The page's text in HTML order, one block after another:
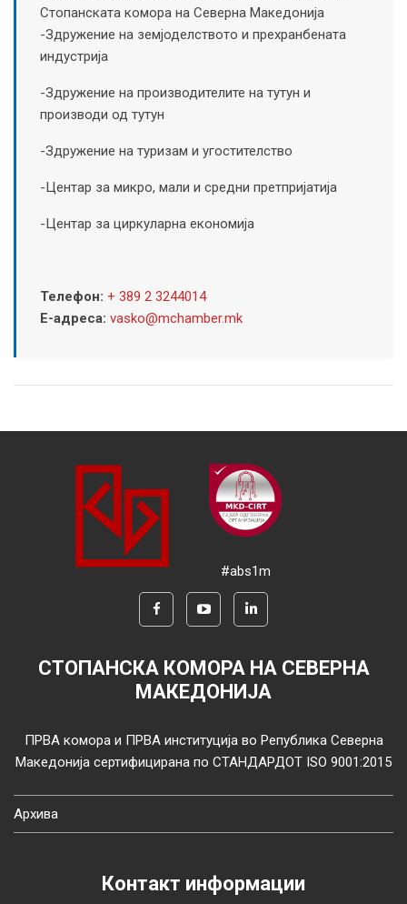
Стопанската комора на Северна Македонија
-Здружение на земјоделството и прехранбената
индустрија
-Здружение на производителите на тутун и
производи од тутун
-Здружение на туризам и угостителство
-Центар за микро, мали и средни претпријатија
-Центар за циркуларна економија
Телефон: + 389 2 3244014
Е-адреса: vasko@mchamber.mk
#abs1m
СТОПАНСКА КОМОРА НА СЕВЕРНА
МАКЕДОНИЈА
ПРВА комора и ПРВА институција во Република Северна
Македонија сертифицирана по СТАНДАРДОТ ISO 9001:2015
Архива
Контакт информации